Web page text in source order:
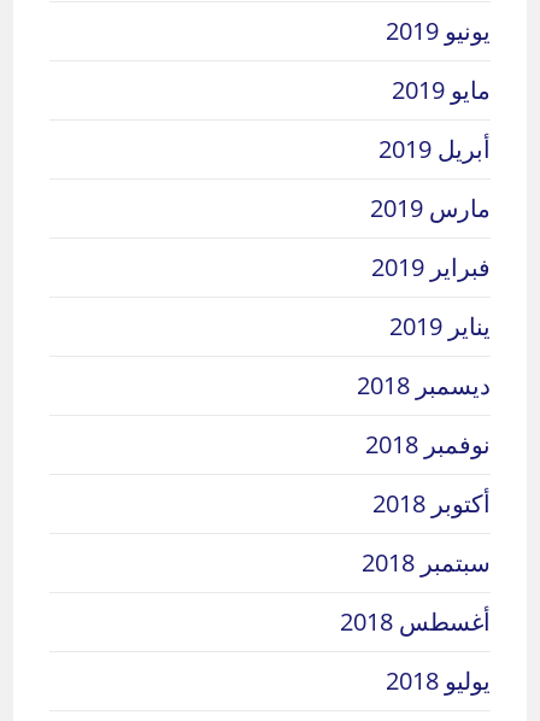
يونيو 2019
مايو 2019
أبريل 2019
مارس 2019
فبراير 2019
يناير 2019
ديسمبر 2018
نوفمبر 2018
أكتوبر 2018
سبتمبر 2018
أغسطس 2018
يوليو 2018